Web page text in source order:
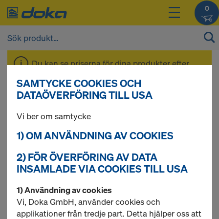
0
Du kan se priserna för dina produkter efter
3-skiktsskiva 3S
basic
1 produkter hittade
SAMTYCKE COOKIES OCH
DATAÖVERFÖRING TILL USA
Vi ber om samtycke
1) OM ANVÄNDNING AV COOKIES
2) FÖR ÖVERFÖRING AV DATA
INSAMLADE VIA COOKIES TILL USA
1) Användning av cookies
Vi, Doka GmbH, använder cookies och
applikationer från tredje part. Detta hjälper oss att